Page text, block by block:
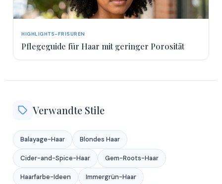
HIGHLIGHTS-FRISUREN
Pflegeguide für Haar mit geringer Porosität
Verwandte Stile
Balayage-Haar Blondes Haar
Cider-and-Spice-Haar Gem-Roots-Haar
Haarfarbe-Ideen Immergrün-Haar